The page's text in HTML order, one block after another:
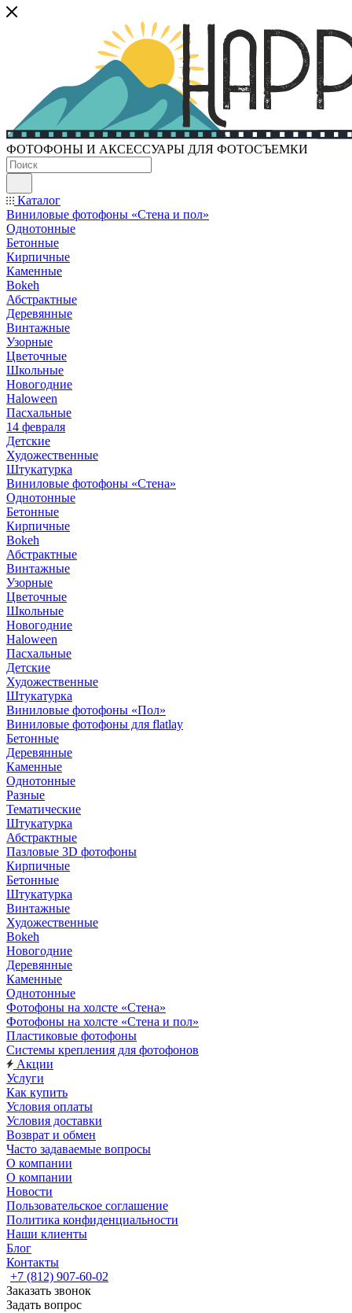
ФОТОФОНЫ И АКСЕССУАРЫ ДЛЯ ФОТОСЪЕМКИ
Каталог
Виниловые фотофоны «Стена и пол»
Однотонные
Бетонные
Кирпичные
Каменные
Bokeh
Абстрактные
Деревянные
Винтажные
Узорные
Цветочные
Школьные
Новогодние
Haloween
Пасхальные
14 февраля
Детские
Художественные
Штукатурка
Виниловые фотофоны «Стена»
Однотонные
Бетонные
Кирпичные
Bokeh
Абстрактные
Винтажные
Узорные
Цветочные
Школьные
Новогодние
Haloween
Пасхальные
Детские
Художественные
Штукатурка
Виниловые фотофоны «Пол»
Виниловые фотофоны для flatlay
Бетонные
Деревянные
Каменные
Однотонные
Разные
Тематические
Штукатурка
Абстрактные
Пазловые 3D фотофоны
Кирпичные
Бетонные
Штукатурка
Винтажные
Художественные
Bokeh
Новогодние
Деревянные
Каменные
Однотонные
Фотофоны на холсте «Стена»
Фотофоны на холсте «Стена и пол»
Пластиковые фотофоны
Системы крепления для фотофонов
Акции
Услуги
Как купить
Условия оплаты
Условия доставки
Возврат и обмен
Часто задаваемые вопросы
О компании
О компании
Новости
Пользовательское соглашение
Политика конфиденциальности
Наши клиенты
Блог
Контакты
+7 (812) 907-60-02
Заказать звонок
Задать вопрос